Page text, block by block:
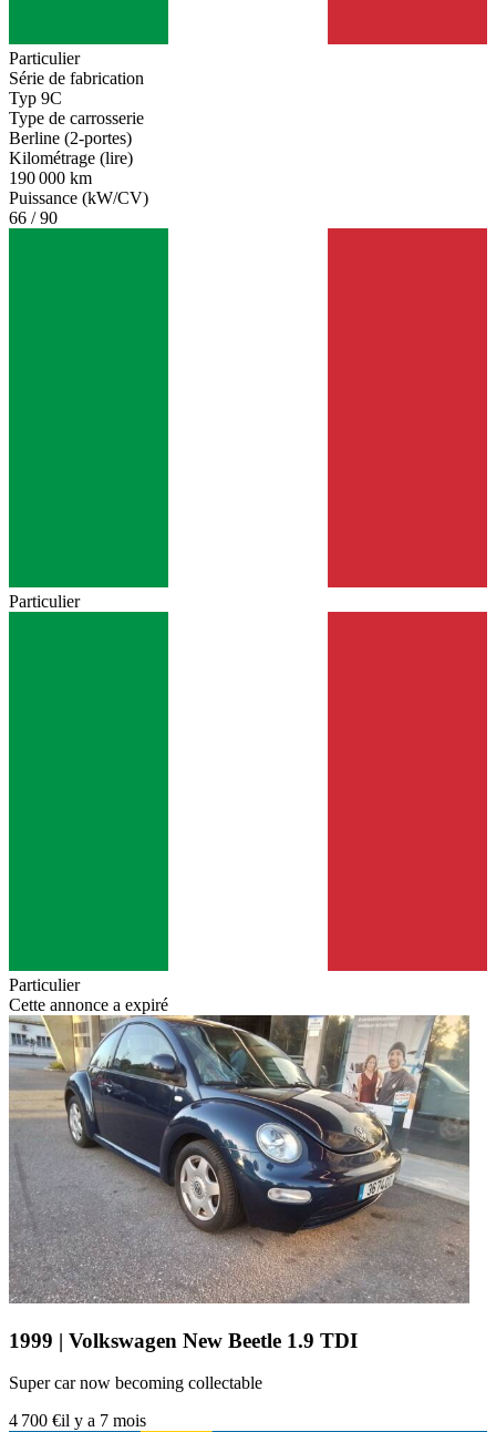
Particulier
Série de fabrication
Typ 9C
Type de carrosserie
Berline (2-portes)
Kilométrage (lire)
190 000 km
Puissance (kW/CV)
66 / 90
Particulier
Particulier
Cette annonce a expiré
1999 | Volkswagen New Beetle 1.9 TDI
Super car now becoming collectable
4 700 €il y a 7 mois